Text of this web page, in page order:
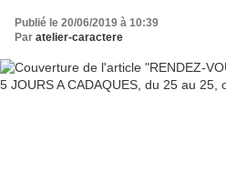
Publié le 20/06/2019 à 10:39
Par atelier-caractere